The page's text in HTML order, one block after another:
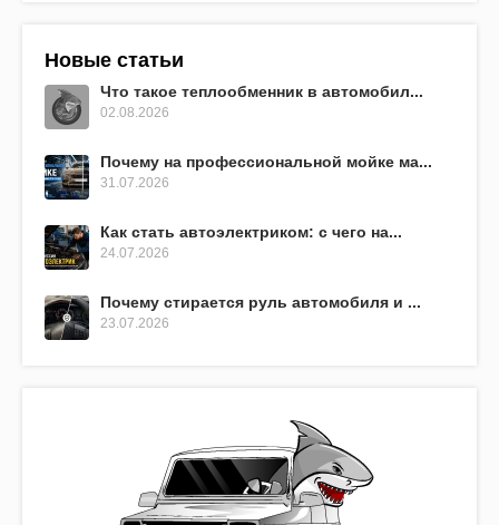
Новые статьи
Что такое теплообменник в автомобил...
02.08.2026
Почему на профессиональной мойке ма...
31.07.2026
Как стать автоэлектриком: с чего на...
24.07.2026
Почему стирается руль автомобиля и ...
23.07.2026